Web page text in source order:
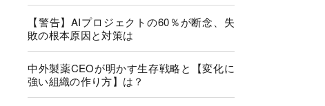
【警告】AIプロジェクトの60％が断念、失
敗の根本原因と対策は
中外製薬CEOが明かす生存戦略と【変化に
強い組織の作り方】は？